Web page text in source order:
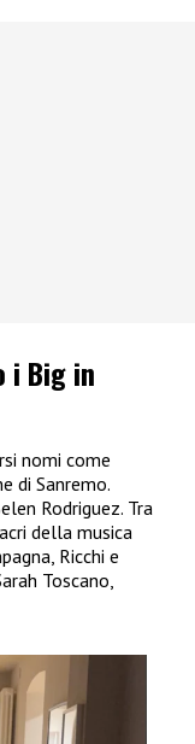
i Big in
nomi come
di Sanremo.
Rodriguez. Tra
della musica
Ricchi e
Toscano,